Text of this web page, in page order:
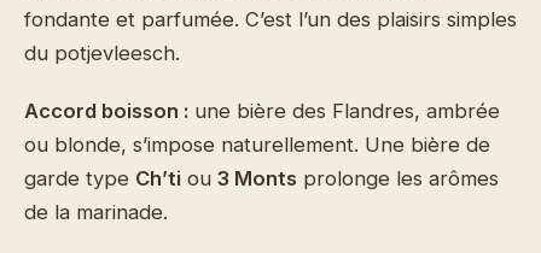
fondante et parfumée. C’est l’un des plaisirs simples
du potjevleesch.
Accord boisson : une bière des Flandres, ambrée
ou blonde, s’impose naturellement. Une bière de
garde type Ch’ti ou 3 Monts prolonge les arômes
de la marinade.